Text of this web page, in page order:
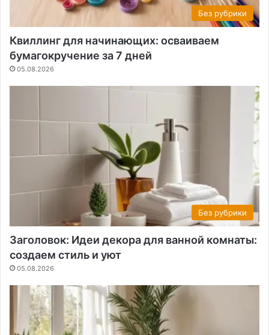
Без рубрики
Квиллинг для начинающих: осваиваем
бумагокручение за 7 дней
05.08.2026
Без рубрики
Заголовок: Идеи декора для ванной комнаты:
создаем стиль и уют
05.08.2026